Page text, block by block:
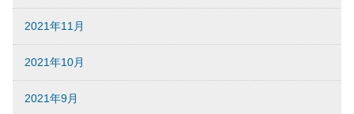
2021年11月
2021年10月
2021年9月